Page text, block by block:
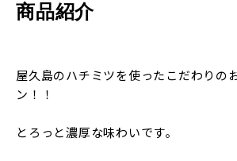
商品紹介
屋久島のハチミツを使ったこだわりの
ン！！
とろっと濃厚な味わいです。